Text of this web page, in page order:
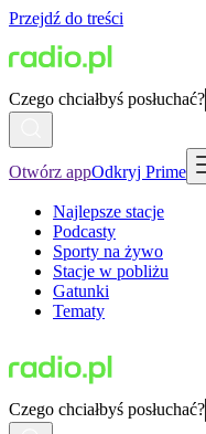
Przejdź do treści
Czego chciałbyś posłuchać?
Otwórz appOdkryj Prime
Najlepsze stacje
Podcasty
Sporty na żywo
Stacje w pobliżu
Gatunki
Tematy
Czego chciałbyś posłuchać?